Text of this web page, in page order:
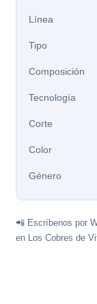
Línea
Tipo
Composición
Tecnología
Corte
Color
Género
📲 Escríbenos por
en Los Cobres de